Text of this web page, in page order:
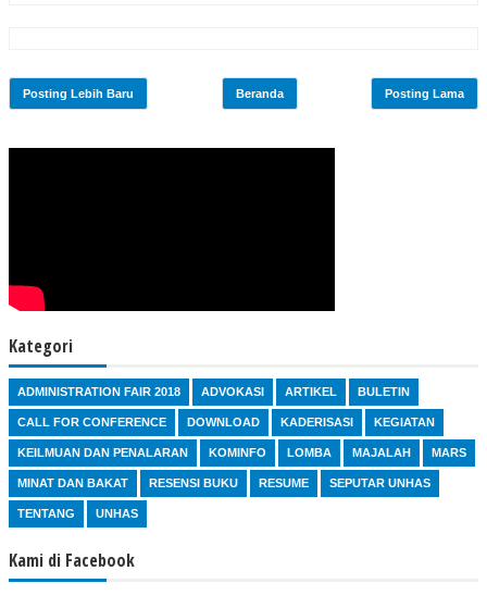
Posting Lebih Baru Posting Lama
Beranda
Kategori
ADMINISTRATION FAIR 2018 ADVOKASI ARTIKEL BULETIN
CALL FOR CONFERENCE DOWNLOAD KADERISASI KEGIATAN
KEILMUAN DAN PENALARAN KOMINFO LOMBA MAJALAH MARS
MINAT DAN BAKAT RESENSI BUKU RESUME SEPUTAR UNHAS
TENTANG UNHAS
Kami di Facebook